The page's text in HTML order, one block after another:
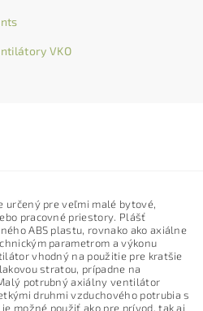
VKO
určený pre veľmi malé bytové,
pracovné priestory. Plášť
ABS plastu, rovnako ako axiálne
parametrom a výkonu
vhodný na použitie pre kratšie
stratou, prípadne na
potrubný axiálny ventilátor
druhmi vzduchového potrubia s
možné použiť ako pre prívod, tak aj